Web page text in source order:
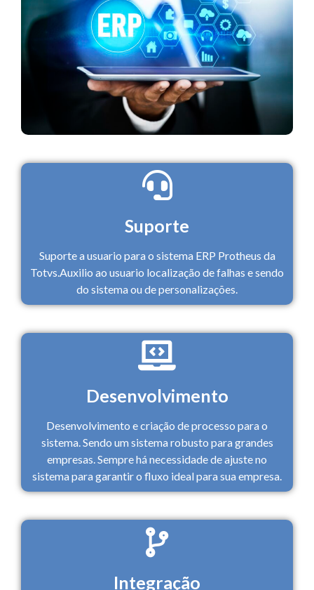
Suporte
Suporte a usuario para o sistema ERP Protheus da
Totvs.Auxilio ao usuario localização de falhas e sendo
do sistema ou de personalizações.
Desenvolvimento
Desenvolvimento e criação de processo para o
sistema. Sendo um sistema robusto para grandes
empresas. Sempre há necessidade de ajuste no
sistema para garantir o fluxo ideal para sua empresa.
Integração